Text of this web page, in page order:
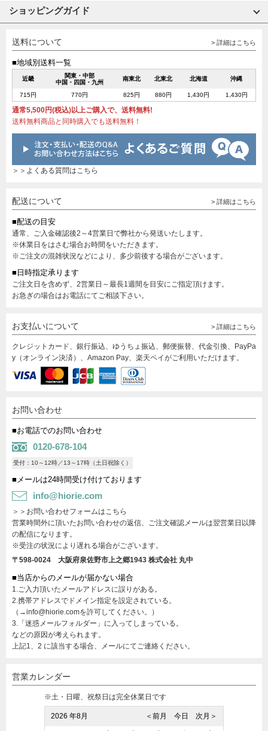
ショッピングガイド
送料について > 詳細はこちら
■地域別送料一覧
近畿
関東・中部
中国・四国・九州
南東北 北東北 北海道 沖縄
715円 770円 825円 880円 1,430円 1,430円
通常5,500円(税込)以上ご購入で、送料無料!
送料無料商品と同時購入でも送料無料！
＞＞よくある質問はこちら
配送について > 詳細はこちら
■配送の目安
通常、ご入金確認後2～4営業日で弊社から発送いたします。
※休業日をはさむ場合お時間をいただきます。
※ご注文の混雑状況などにより、多少前後する場合がございます。
■日時指定承ります
ご注文日を含めず、2営業日～最長1週間を目安にご指定頂けます。
お急ぎの場合はお電話にてご相談下さい。
お支払いについて > 詳細はこちら
クレジットカード、銀行振込、ゆうちょ振込、郵便振替、代金引換、PayPa
y（オンライン決済）、Amazon Pay、楽天ペイがご利用いただけます。
お問い合わせ
■お電話でのお問い合わせ
0120-678-104
受付：10～12時／13～17時（土日祝除く）
■メールは24時間受け付けております
info@hiorie.com
＞＞お問い合わせフォームはこちら
営業時間外に頂いたお問い合わせの返信、ご注文確認メールは翌営業日以降
の配信になります。
※受注の状況により遅れる場合がございます。
〒598-0024 大阪府泉佐野市上之郷1943 株式会社 丸中
■当店からのメールが届かない場合
1.ご入力頂いたメールアドレスに誤りがある。
2.携帯アドレスでドメイン指定を設定されている。
（→info@hiorie.comを許可してください。）
3.「迷惑メールフォルダー」に入ってしまっている。
などの原因が考えられます。
上記1、2 に該当する場合、メールにてご連絡ください。
営業カレンダー
※土・日曜、祝祭日は完全休業日です
2026 年8月 次月＞
今日
＜前月